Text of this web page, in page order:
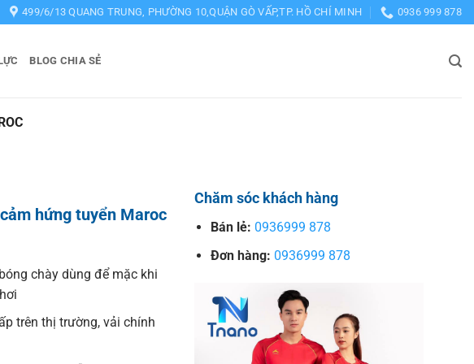
499/6/13 QUANG TRUNG, PHƯỜNG 10,QUẬN GÒ VẤP,TP. HỒ CHÍ MINH 0936 999 878
BLOG CHIA SẺ
hứng tuyển Maroc
chày dùng để mặc khi
trên thị trường, vải chính
Chăm sóc khách hàng
Bán lẻ: 0936999 878
Đơn hàng: 0936999 878